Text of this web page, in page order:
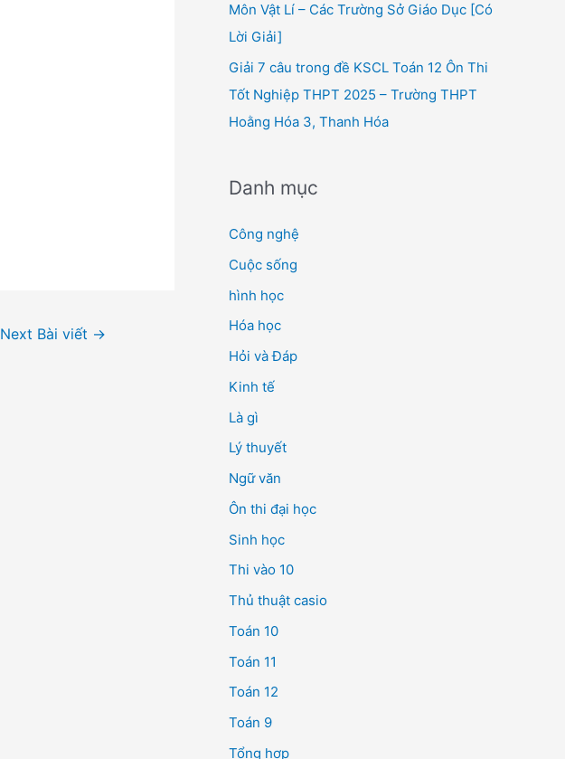
Next Bài viết →
Môn Vật Lí – Các Trường Sở Giáo Dục [Có
Lời Giải]
Giải 7 câu trong đề KSCL Toán 12 Ôn Thi
Tốt Nghiệp THPT 2025 – Trường THPT
Hoằng Hóa 3, Thanh Hóa
Danh mục
Công nghệ
Cuộc sống
hình học
Hóa học
Hỏi và Đáp
Kinh tế
Là gì
Lý thuyết
Ngữ văn
Ôn thi đại học
Sinh học
Thi vào 10
Thủ thuật casio
Toán 10
Toán 11
Toán 12
Toán 9
Tổng hợp